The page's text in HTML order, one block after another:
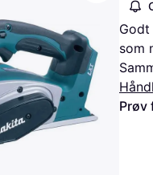
som
Prøv